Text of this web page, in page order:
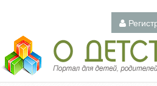
Педагогический портал «О детстве»